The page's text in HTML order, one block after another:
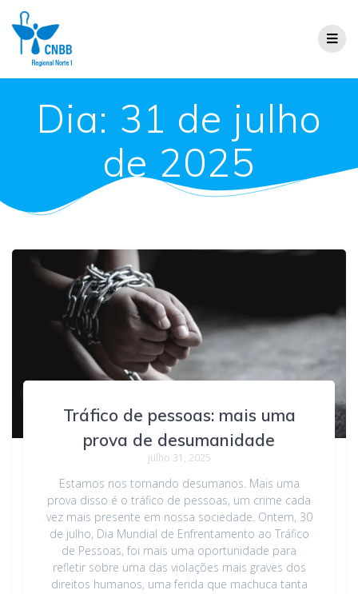
Dia: 31 de julho
de 2025
Tráfico de pessoas: mais uma
prova de desumanidade
julho 31, 2025
Estamos nos tornando desumanos. Mais uma
prova disso é o tráfico de pessoas, um crime cada
vez mais presente em nossa sociedade. Ontem, 30
de julho, Dia Mundial de Enfrentamento ao Tráfico
de Pessoas, foi mais uma oportunidade para
refletir sobre uma das violações mais graves dos
direitos humanos, uma ferida que machuca tanta